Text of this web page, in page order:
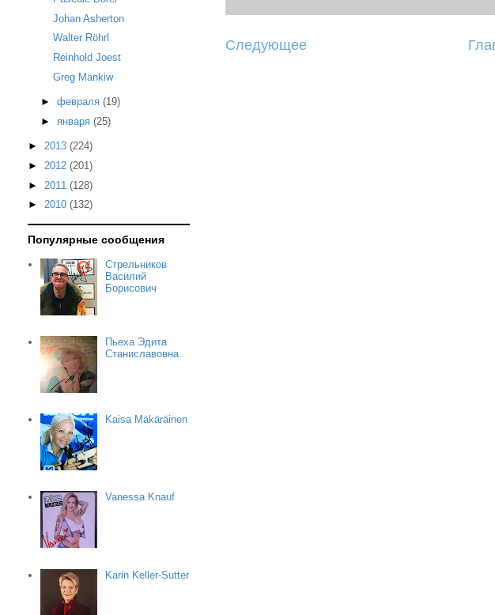
Следующее
Johan Asherton
Walter Röhrl
Reinhold Joest
Greg Mankiw
► февраля (19)
► января (25)
► 2013 (224)
► 2012 (201)
► 2011 (128)
► 2010 (132)
Популярные сообщения
Стрельников
Василий
Борисович
Пьеха Эдита
Станиславовна
Kaisa Mäkäräinen
Vanessa Knauf
Karin Keller-Sutter